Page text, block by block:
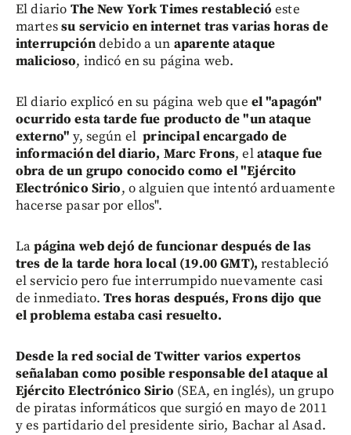
El diario The New York Times restableció este
martessu servicio en internet tras varias horas de
interrupcióndebido a un aparente ataque
malicioso, indicó en su página web.
El diario explicó en su página web que el "apagón"
ocurrido esta tarde fue producto de "un ataque
externo" y, según el principal encargado de
información del diario, Marc Frons, elataque fue
obra de un grupo conocido como el "Ejército
Electrónico Sirio, o alguien que intentó arduamente
hacerse pasar por ellos".
Lapágina web dejó de funcionar después de las
tres de la tarde hora local (19.00 GMT), restableció
el servicio pero fue interrumpido nuevamente casi
de inmediato.Tres horas después, Frons dijo que
el problema estaba casi resuelto.
Desde la red social de Twitter varios expertos
señalaban como posible responsable del ataque al
Ejército Electrónico Sirio (SEA, en inglés), un grupo
de piratas informáticos que surgió en mayo de 2011
y es partidario del presidente sirio, Bachar al Asad.